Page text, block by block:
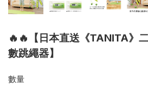
🔥🔥【日本直送《TANITA》
數跳繩器】
數量